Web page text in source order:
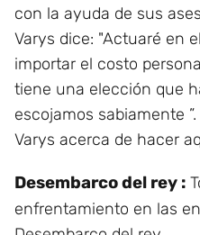
con la ayuda de sus
Varys dice: "Actuaré en
importar el costo
tiene una elección que
escojamos sabiamente
Varys acerca de hacer
Desembarco del rey :
enfrentamiento en las